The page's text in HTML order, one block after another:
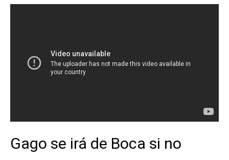
Gago se irá de Boca si no